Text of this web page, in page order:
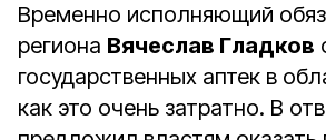
Временно исполняющий
региона Вячеслав Гладков
государственных аптек в
как это очень затратно. В